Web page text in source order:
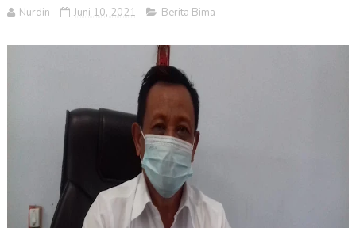
Nurdin Juni 10, 2021 Berita Bima